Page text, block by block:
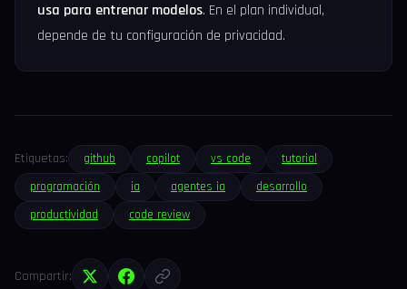
usa para entrenar modelos. En el plan individual,
depende de tu configuración de privacidad.
Etiquetas: github copilot vs code
tutorial
programación
ia agentes ia
desarrollo
productividad
code review
Compartir: